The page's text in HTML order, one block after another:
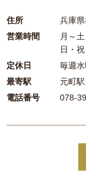
住所
兵庫
営業時間
月～
日・
定休日
毎週水
最寄駅
元町
電話番号
078-